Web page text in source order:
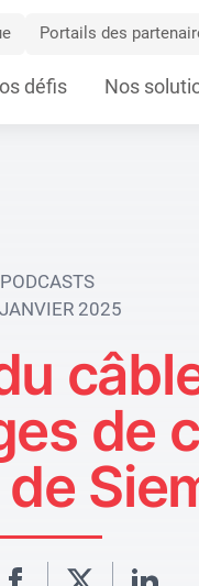
Portails des
défis Nos
PODCASTS
2025
de